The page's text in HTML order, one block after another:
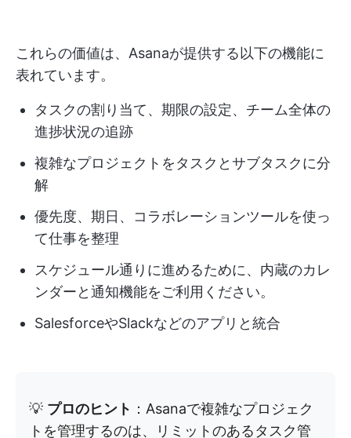
これらの価値は、Asanaが提供する以下の機能に
表れています。
タスクの割り当て、期限の設定、チーム全体の
進捗状況の追跡
複雑なプロジェクトをタスクとサブタスクに分
解
優先度、期日、コラボレーションツールを使っ
て仕事を整理
スケジュール通りに進めるために、内蔵のカレ
ンダーと通知機能をご利用ください。
SalesforceやSlackなどのアプリと統合
💡 プロのヒント ：Asanaで複雑なプロジェク
トを管理するのは、リミットのあるタスク管